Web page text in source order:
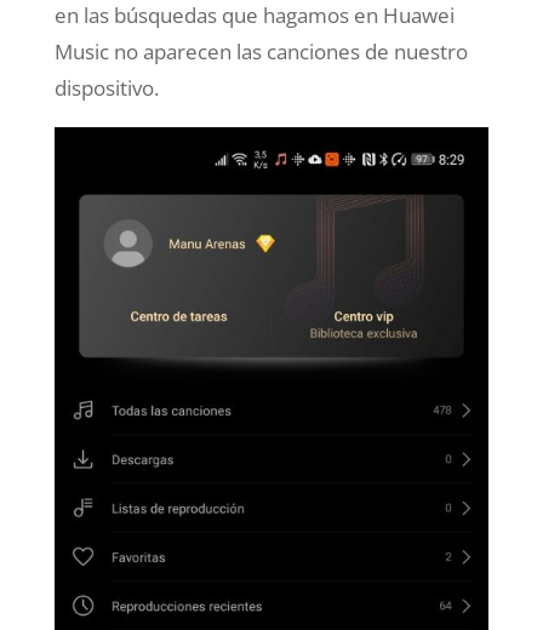
en las búsquedas que hagamos en Huawei
Music no aparecen las canciones de nuestro
dispositivo.